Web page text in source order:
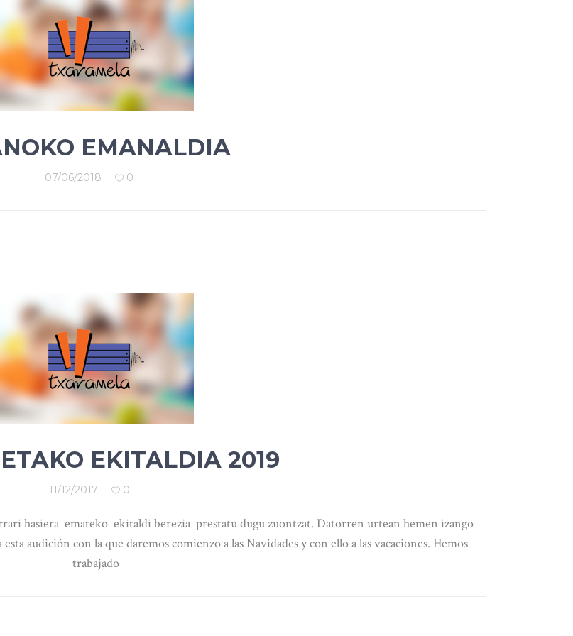
EMANALDIA
07/06/2018 0
EKITALDIA 2019
11/12/2017 0
hasiera emateko ekitaldi berezia prestatu dugu zuontzat. Datorren urtean hemen izango
audición con la que daremos comienzo a las Navidades y con ello a las vacaciones. Hemos
trabajado